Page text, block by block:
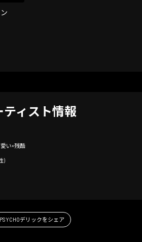
ティスト情報
愛い×残酷
)
PSYCHOデリックをシェア